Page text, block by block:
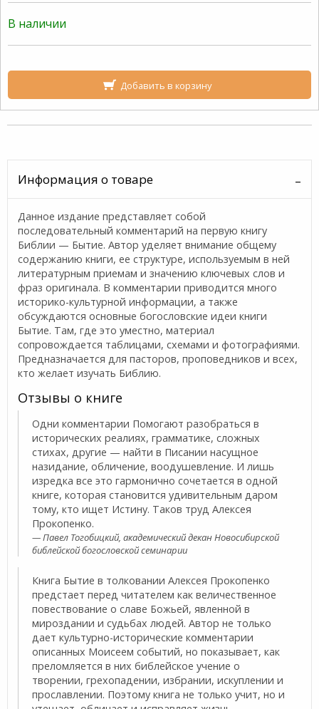
В наличии
Добавить в корзину
Информация о товаре
Данное издание представляет собой
последовательный комментарий на первую книгу
Библии — Бытие. Автор уделяет внимание общему
содержанию книги, ее структуре, используемым в ней
литературным приемам и значению ключевых слов и
фраз оригинала. В комментарии приводится много
историко-культурной информации, а также
обсуждаются основные богословские идеи книги
Бытие. Там, где это уместно, материал
сопровождается таблицами, схемами и фотографиями.
Предназначается для пасторов, проповедников и всех,
кто желает изучать Библию.
Отзывы о книге
Одни комментарии Помогают разобраться в
исторических реалиях, грамматике, сложных
стихах, другие — найти в Писании насущное
назидание, обличение, воодушевление. И лишь
изредка все это гармонично сочетается в одной
книге, которая становится удивительным даром
тому, кто ищет Истину. Таков труд Алексея
Прокопенко.
Павел Тогобицкий, академический декан Новосибирской
библейской богословской семинарии
Книга Бытие в толковании Алексея Прокопенко
предстает перед читателем как величественное
повествование о славе Божьей, явленной в
мироздании и судьбах людей. Автор не только
дает культурно-исторические комментарии
описанных Моисеем событий, но показывает, как
преломляется в них библейское учение о
творении, грехопадении, избрании, искуплении и
прославлении. Поэтому книга не только учит, но и